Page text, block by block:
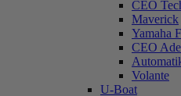
CEO
Maverick
Yamaha
CEO
Volante
U-Boat